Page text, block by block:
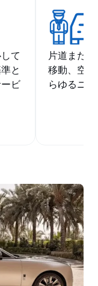
て
と
ビ
片道また
移動、空
らゆるニ